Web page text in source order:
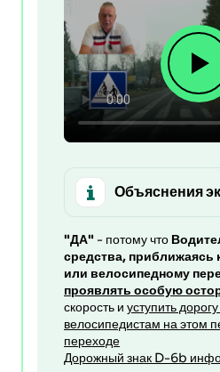
Объяснения
"ДА" - потому что
средства, приближаясь
или велосипедному
проявлять особую
скорость и уступить
велосипедистам на этом
переходе
Дорожный знак D-6b